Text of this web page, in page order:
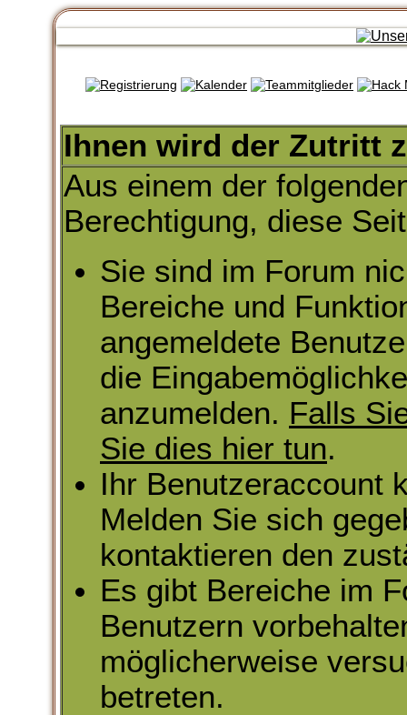
Ihnen wird der Zutritt
Aus einem der
Berechtigung, diese
Sie sind im Forum
Bereiche und
angemeldete
die
anzumelden. Falls
Sie dies hier tun.
Ihr Benutzeraccount
Melden Sie sich
kontaktieren den
Es gibt Bereiche im
Benutzern
möglicherweise
betreten.